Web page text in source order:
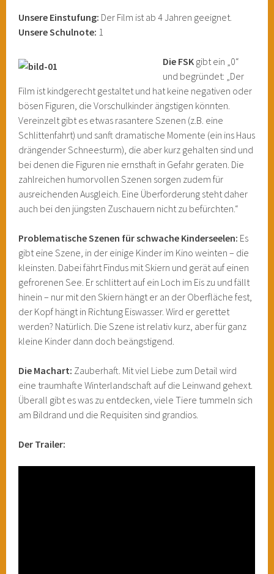
Unsere Einstufung: Der Film ist ab 4 Jahren geeignet.
Unsere Schulnote: 1
Die FSK gibt ein „0“
und begründet: „Der
Film ist kindgerecht gestaltet und hat keine negativen oder
bösen Figuren, die Vorschulkinder ängstigen könnten.
Vereinzelt gibt es etwas rasantere Szenen (z.B. eine
Schlittenfahrt) und sanft dramatische Momente (ein ins Haus
drängender Schneesturm), die aber kurz gehalten sind und
bei denen die Figuren nie ernsthaft in Gefahr geraten. Die
zahlreichen humorvollen Szenen sorgen zudem für
ausreichenden Ausgleich. Eine Überforderung steht daher
auch bei den jüngsten Zuschauern nicht zu befürchten.“
Problematische Szenen für schwache Kinderseelen: Es
gibt eine Szene, in der einige Kinder im Kino weinten – die
kleinsten. Dabei fährt Findus mit Skiern und gerät auf einen
gefrorenen See. Er schlittert auf ein Loch im Eis zu und fällt
hinein – nur mit den Skiern hängt er an der Oberfläche fest,
der Kopf hängt in Richtung Eiswasser. Wird er gerettet
werden? Natürlich. Die Szene ist relativ kurz, aber für ganz
kleine Kinder dann doch beängstigend.
Die Machart: Zauberhaft. Mit viel Liebe zum Detail wird
eine traumhafte Winterlandschaft auf die Leinwand gehext.
Überall gibt es was zu entdecken, viele Tiere tummeln sich
am Bildrand und die Requisiten sind grandios.
Der Trailer: